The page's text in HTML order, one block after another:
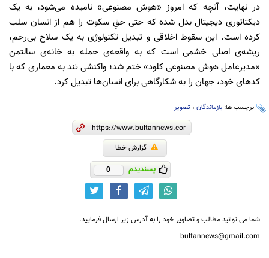
در نهایت، آنچه که امروز «هوش مصنوعی» نامیده می‌شود، به یک
دیکتاتوری دیجیتال بدل شده که حتی حقِ سکوت را هم از انسان سلب
کرده است. این سقوط اخلاقی و تبدیل تکنولوژی به یک سلاح بی‌رحم،
ریشه‌ی اصلی خشمی است که به واقعه‌ی حمله به خانه‌ی سالتمن
«مدیرعامل هوش مصنوعی کلود» ختم شد؛ واکنشی تند به معماری که با
کدهای خود، جهان را به شکارگاهی برای انسان‌ها تبدیل کرد.
برچسب ها: بازماندگان ، تصویر
گزارش خطا
پسندیدم 0
شما می توانید مطالب و تصاویر خود را به آدرس زیر ارسال فرمایید.
bultannews@gmail.com